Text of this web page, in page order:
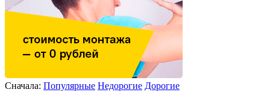
Сначала: Популярные Недорогие Дорогие